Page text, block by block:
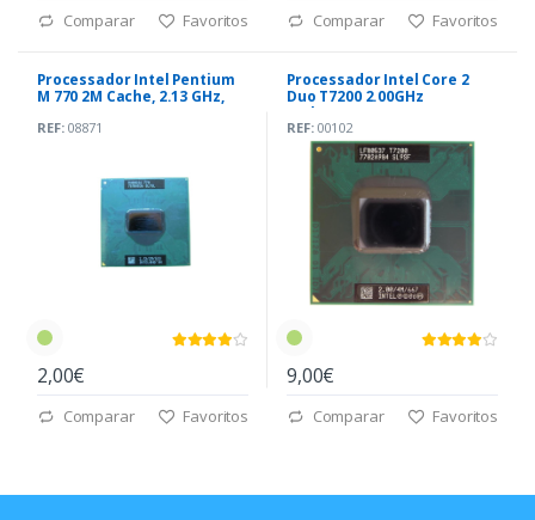
Comparar Favoritos Comparar Favoritos
Processador Intel Pentium
M 770 2M Cache, 2.13 GHz,
REF:08871
2,00€
Comparar Favoritos
Processador Intel Core 2
Duo T7200 2.00GHz
4M|667MHz PPGA478
REF:00102
9,00€
Comparar Favoritos